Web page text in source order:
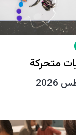
متحركة